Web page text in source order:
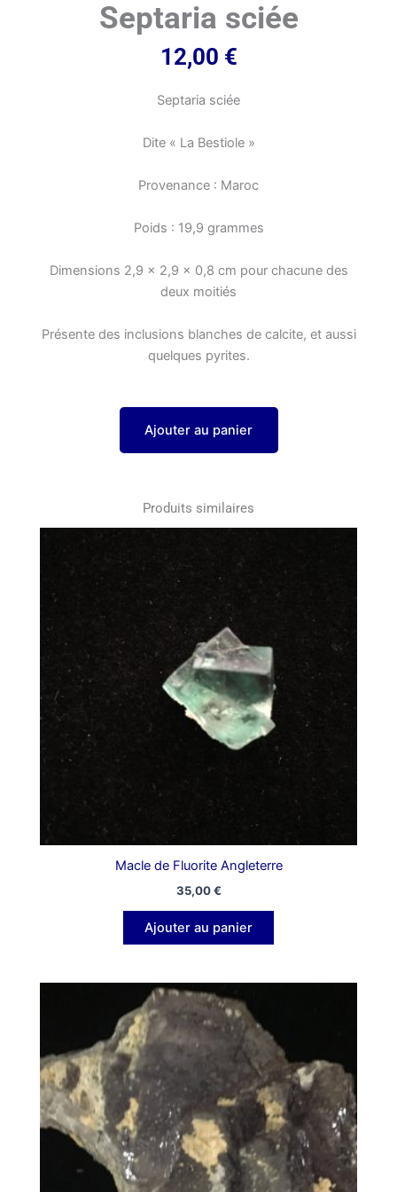
Septaria sciée
12,00 €
Septaria sciée
Dite « La Bestiole »
Provenance : Maroc
Poids : 19,9 grammes
Dimensions 2,9 x 2,9 x 0,8 cm pour chacune des
deux moitiés
Présente des inclusions blanches de calcite, et aussi
quelques pyrites.
Ajouter au panier
Produits similaires
Macle de Fluorite Angleterre
35,00€
Ajouter au panier